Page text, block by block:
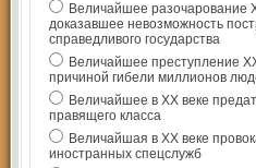
Величайшее разочарование
доказавшее невозможность
справедливого государства
Величайшее преступление
причиной гибели миллионов
Величайшее в ХХ веке
правящего класса
Величайшая в ХХ веке
иностранных спецслужб